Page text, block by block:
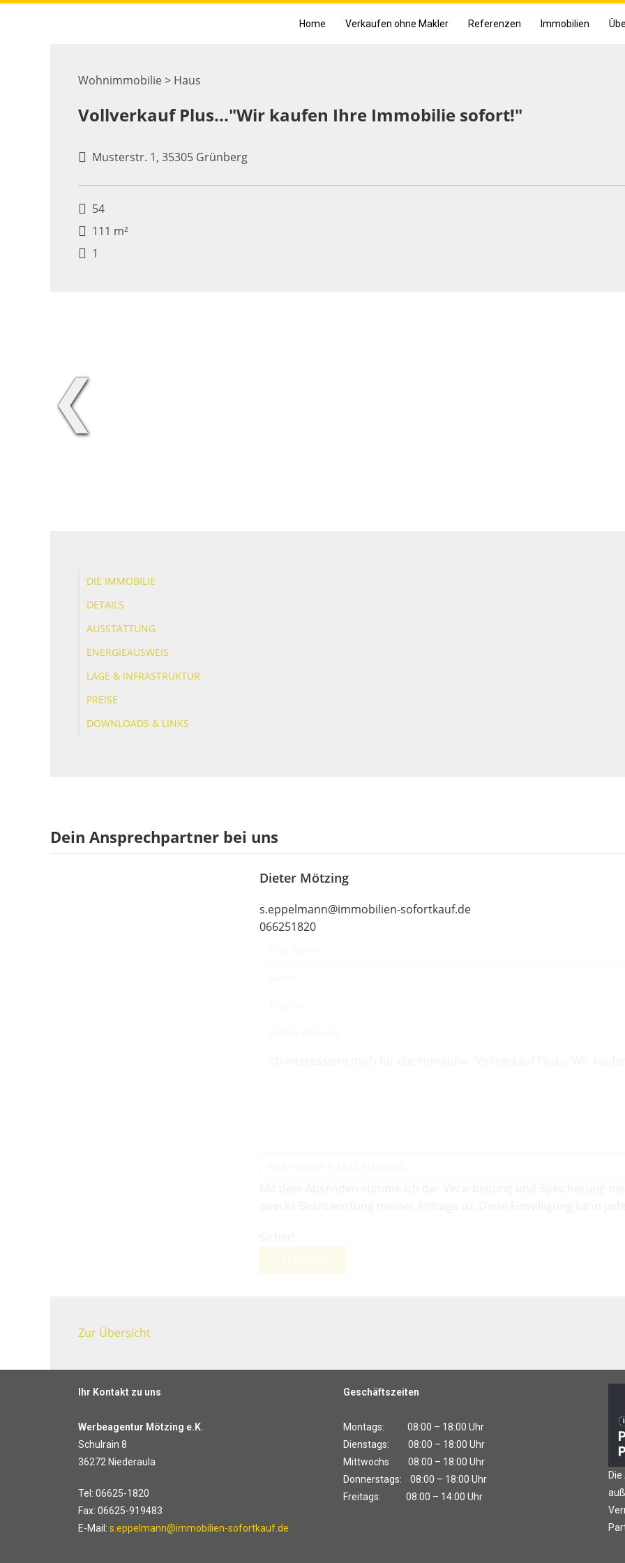
Home Verkaufen ohne Makler Referenzen Immobilien
Wohnimmobilie > Haus
Vollverkauf Plus..."Wir kaufen Ihre Immobilie sofort!"
Musterstr. 1, 35305 Grünberg
54
111 m²
1
❮
DIE IMMOBILIE
DETAILS
AUSSTATTUNG
ENERGIEAUSWEIS
LAGE & INFRASTRUKTUR
PREISE
DOWNLOADS & LINKS
Dein Ansprechpartner bei uns
Dieter Mötzing
s.eppelmann@immobilien-sofortkauf.de
066251820
Zur Übersicht
Ihr Kontakt zu uns
Werbeagentur Mötzing e.K.
Schulrain 8
36272 Niederaula
Tel: 06625-1820
Fax: 06625-919483
E-Mail: s.eppelmann@immobilien-sofortkauf.de
Geschäftszeiten
Montags: 08:00 – 18:00 Uhr
Dienstags: 08:00 – 18:00 Uhr
Mittwochs 08:00 – 18:00 Uhr
Donnerstags: 08:00 – 18:00 Uhr
Freitags: 08:00 – 14:00 Uhr